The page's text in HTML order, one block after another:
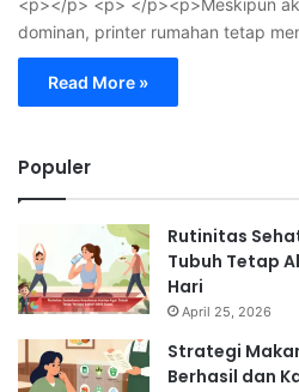
<p></p> <p> </p><p>Meskipun
dominan, printer rumahan tetap
Read More »
Populer
Rutinitas
Tubuh Tetap
Hari
April 25, 2026
Strategi
Berhasil dan